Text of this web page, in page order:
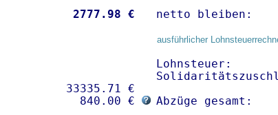
2777.98 € netto
ausführlicher
33335.71 €
840.00 €
Lohnsteuer:
Abzüge gesamt: